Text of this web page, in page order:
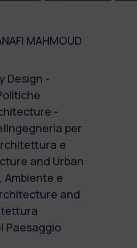
MAHMOUD
Design -
-
per
e
and Urban
Ambiente e
and
Paesaggio